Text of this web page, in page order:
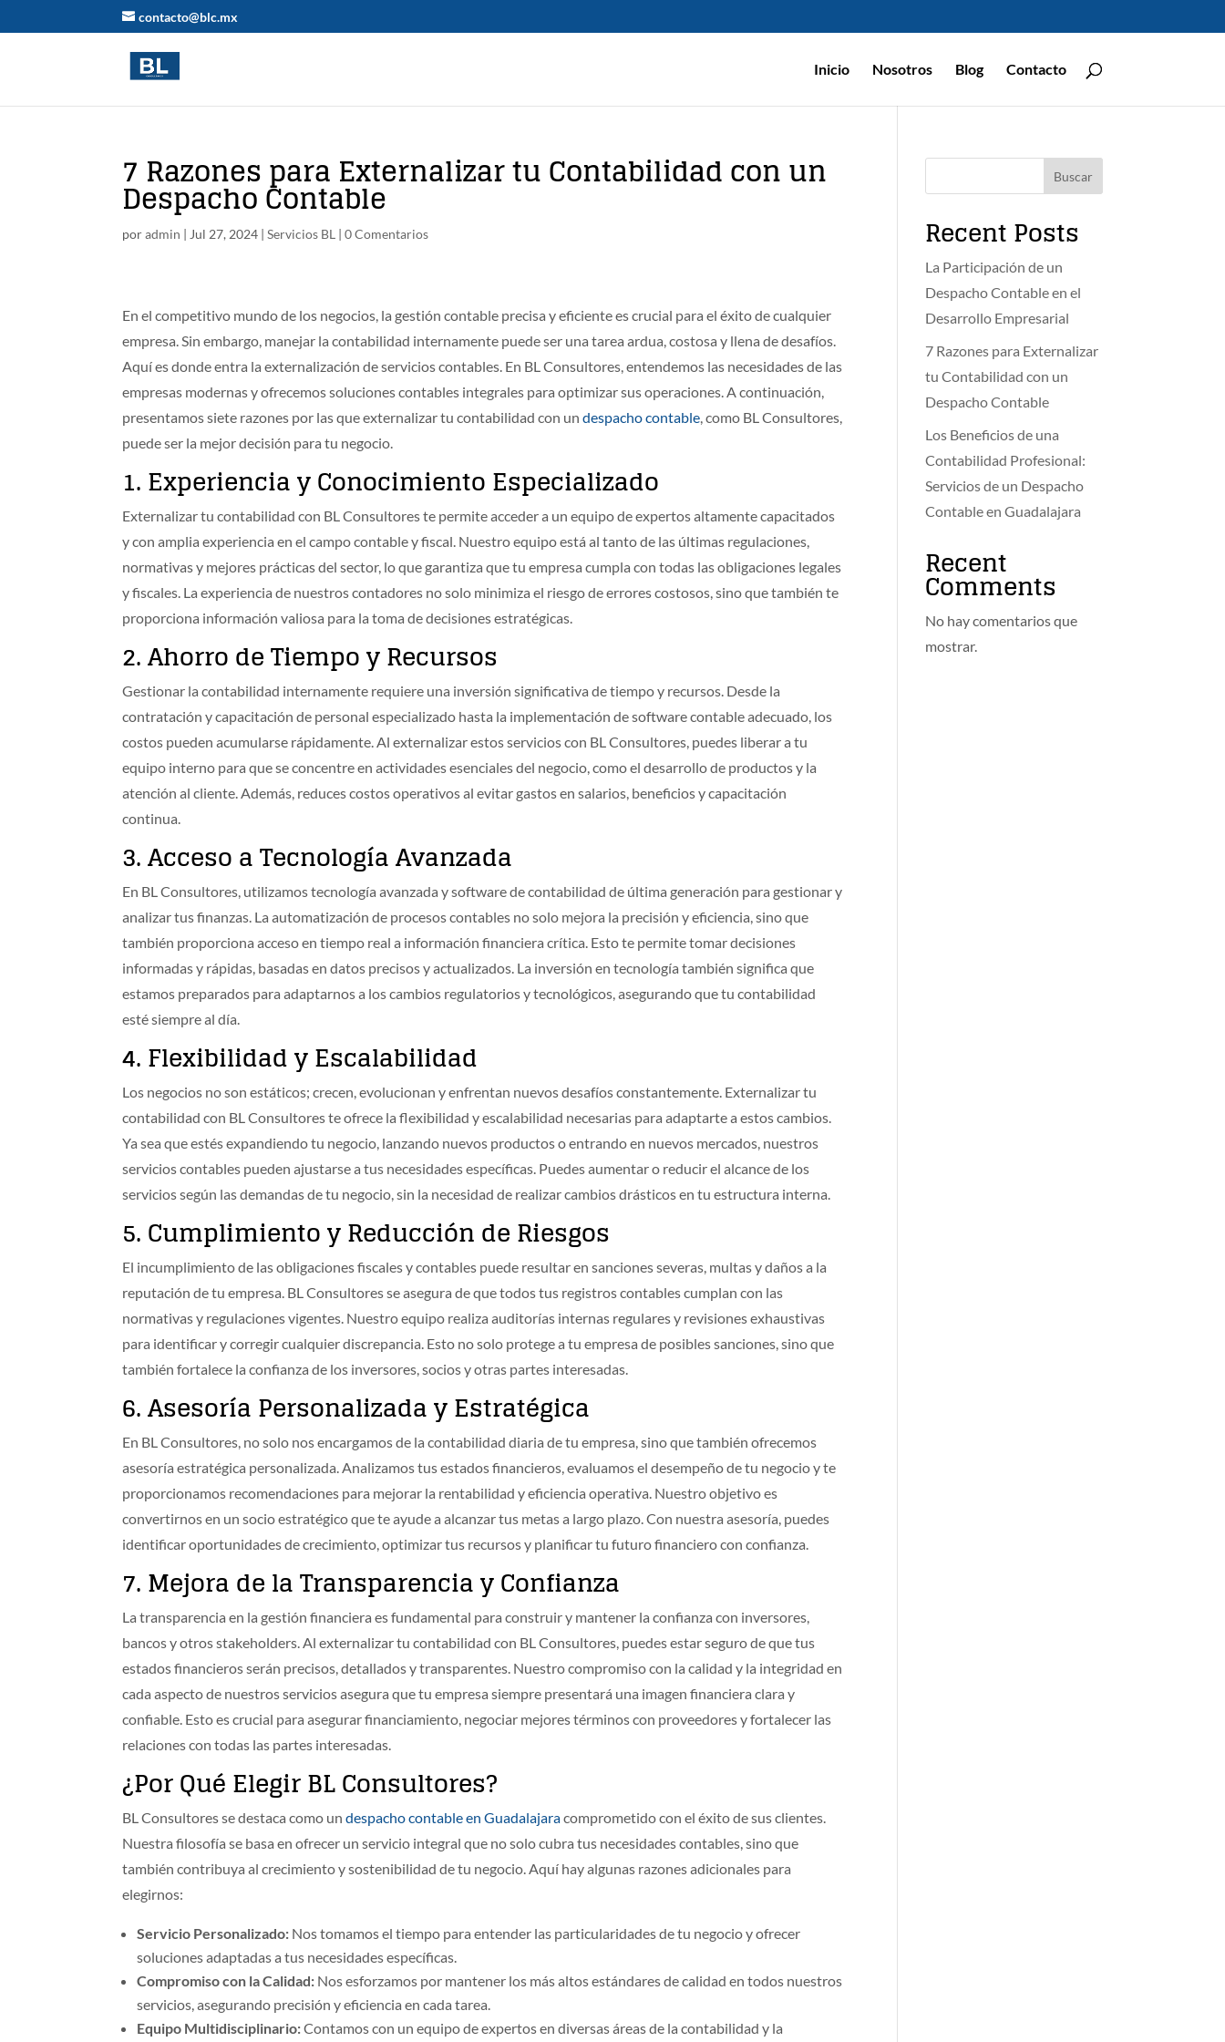
contacto@blc.mx
Inicio Nosotros Blog Contacto
7 Razones para Externalizar tu Contabilidad con un
Despacho Contable
poradmin | Jul 27, 2024 |Servicios BL |0 Comentarios
En el competitivo mundo de los negocios, la gestión contable precisa y eficiente es crucial para el éxito de cualquier
empresa. Sin embargo, manejar la contabilidad internamente puede ser una tarea ardua, costosa y llena de desafíos.
Aquí es donde entra la externalización de servicios contables. En BL Consultores, entendemos las necesidades de las
empresas modernas y ofrecemos soluciones contables integrales para optimizar sus operaciones. A continuación,
presentamos siete razones por las que externalizar tu contabilidad con undespacho contable, como BL Consultores,
puede ser la mejor decisión para tu negocio.
1.Experiencia y Conocimiento Especializado
Externalizar tu contabilidad con BL Consultores te permite acceder a un equipo de expertos altamente capacitados
y con amplia experiencia en el campo contable y fiscal. Nuestro equipo está al tanto de las últimas regulaciones,
normativas y mejores prácticas del sector, lo que garantiza que tu empresa cumpla con todas las obligaciones legales
y fiscales. La experiencia de nuestros contadores no solo minimiza el riesgo de errores costosos, sino que también te
proporciona información valiosa para la toma de decisiones estratégicas.
2.Ahorro de Tiempo y Recursos
Gestionar la contabilidad internamente requiere una inversión significativa de tiempo y recursos. Desde la
contratación y capacitación de personal especializado hasta la implementación de software contable adecuado, los
costos pueden acumularse rápidamente. Al externalizar estos servicios con BL Consultores, puedes liberar a tu
equipo interno para que se concentre en actividades esenciales del negocio, como el desarrollo de productos y la
atención al cliente. Además, reduces costos operativos al evitar gastos en salarios, beneficios y capacitación
continua.
3.Acceso a Tecnología Avanzada
En BL Consultores, utilizamos tecnología avanzada y software de contabilidad de última generación para gestionar y
analizar tus finanzas. La automatización de procesos contables no solo mejora la precisión y eficiencia, sino que
también proporciona acceso en tiempo real a información financiera crítica. Esto te permite tomar decisiones
informadas y rápidas, basadas en datos precisos y actualizados. La inversión en tecnología también significa que
estamos preparados para adaptarnos a los cambios regulatorios y tecnológicos, asegurando que tu contabilidad
esté siempre al día.
4.Flexibilidad y Escalabilidad
Los negocios no son estáticos; crecen, evolucionan y enfrentan nuevos desafíos constantemente. Externalizar tu
contabilidad con BL Consultores te ofrece la flexibilidad y escalabilidad necesarias para adaptarte a estos cambios.
Ya sea que estés expandiendo tu negocio, lanzando nuevos productos o entrando en nuevos mercados, nuestros
servicios contables pueden ajustarse a tus necesidades específicas. Puedes aumentar o reducir el alcance de los
servicios según las demandas de tu negocio, sin la necesidad de realizar cambios drásticos en tu estructura interna.
5.Cumplimiento y Reducción de Riesgos
El incumplimiento de las obligaciones fiscales y contables puede resultar en sanciones severas, multas y daños a la
reputación de tu empresa. BL Consultores se asegura de que todos tus registros contables cumplan con las
normativas y regulaciones vigentes. Nuestro equipo realiza auditorías internas regulares y revisiones exhaustivas
para identificar y corregir cualquier discrepancia. Esto no solo protege a tu empresa de posibles sanciones, sino que
también fortalece la confianza de los inversores, socios y otras partes interesadas.
6.Asesoría Personalizada y Estratégica
En BL Consultores, no solo nos encargamos de la contabilidad diaria de tu empresa, sino que también ofrecemos
asesoría estratégica personalizada. Analizamos tus estados financieros, evaluamos el desempeño de tu negocio y te
proporcionamos recomendaciones para mejorar la rentabilidad y eficiencia operativa. Nuestro objetivo es
convertirnos en un socio estratégico que te ayude a alcanzar tus metas a largo plazo. Con nuestra asesoría, puedes
identificar oportunidades de crecimiento, optimizar tus recursos y planificar tu futuro financiero con confianza.
7.Mejora de la Transparencia y Confianza
La transparencia en la gestión financiera es fundamental para construir y mantener la confianza con inversores,
bancos y otros stakeholders. Al externalizar tu contabilidad con BL Consultores, puedes estar seguro de que tus
estados financieros serán precisos, detallados y transparentes. Nuestro compromiso con la calidad y la integridad en
cada aspecto de nuestros servicios asegura que tu empresa siempre presentará una imagen financiera clara y
confiable. Esto es crucial para asegurar financiamiento, negociar mejores términos con proveedores y fortalecer las
relaciones con todas las partes interesadas.
¿Por Qué Elegir BL Consultores?
BL Consultores se destaca como undespacho contable en Guadalajaracomprometido con el éxito de sus clientes.
Nuestra filosofía se basa en ofrecer un servicio integral que no solo cubra tus necesidades contables, sino que
también contribuya al crecimiento y sostenibilidad de tu negocio. Aquí hay algunas razones adicionales para
elegirnos:
Servicio Personalizado: Nos tomamos el tiempo para entender las particularidades de tu negocio y ofrecer
soluciones adaptadas a tus necesidades específicas.
Compromiso con la Calidad: Nos esforzamos por mantener los más altos estándares de calidad en todos nuestros
servicios, asegurando precisión y eficiencia en cada tarea.
Equipo Multidisciplinario:Contamos con un equipo de expertos en diversas áreas de la contabilidad y la
Buscar
Recent Posts
La Participación de un
Despacho Contable en el
Desarrollo Empresarial
7 Razones para Externalizar
tu Contabilidad con un
Despacho Contable
Los Beneficios de una
Contabilidad Profesional:
Servicios de un Despacho
Contable en Guadalajara
Recent
Comments
No hay comentarios que
mostrar.